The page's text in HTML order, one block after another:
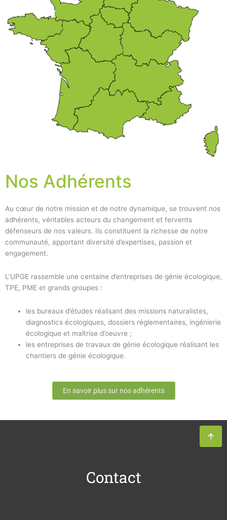
Nos Adhérents
Au cœur de notre mission et de notre dynamique, se trouvent nos
adhérents, véritables acteurs du changement et fervents
défenseurs de nos valeurs. Ils constituent la richesse de notre
communauté, apportant diversité d’expertises, passion et
engagement.
L’UPGE rassemble une centaine d’entreprises de génie écologique,
TPE, PME et grands groupes :
les bureaux d’études réalisant des missions naturalistes,
diagnostics écologiques, dossiers réglementaires, ingénierie
écologique et maîtrise d’oeuvre ;
les entreprises de travaux de génie écologique réalisant les
chantiers de génie écologique.
En savoir plus sur nos adhérents
Contact